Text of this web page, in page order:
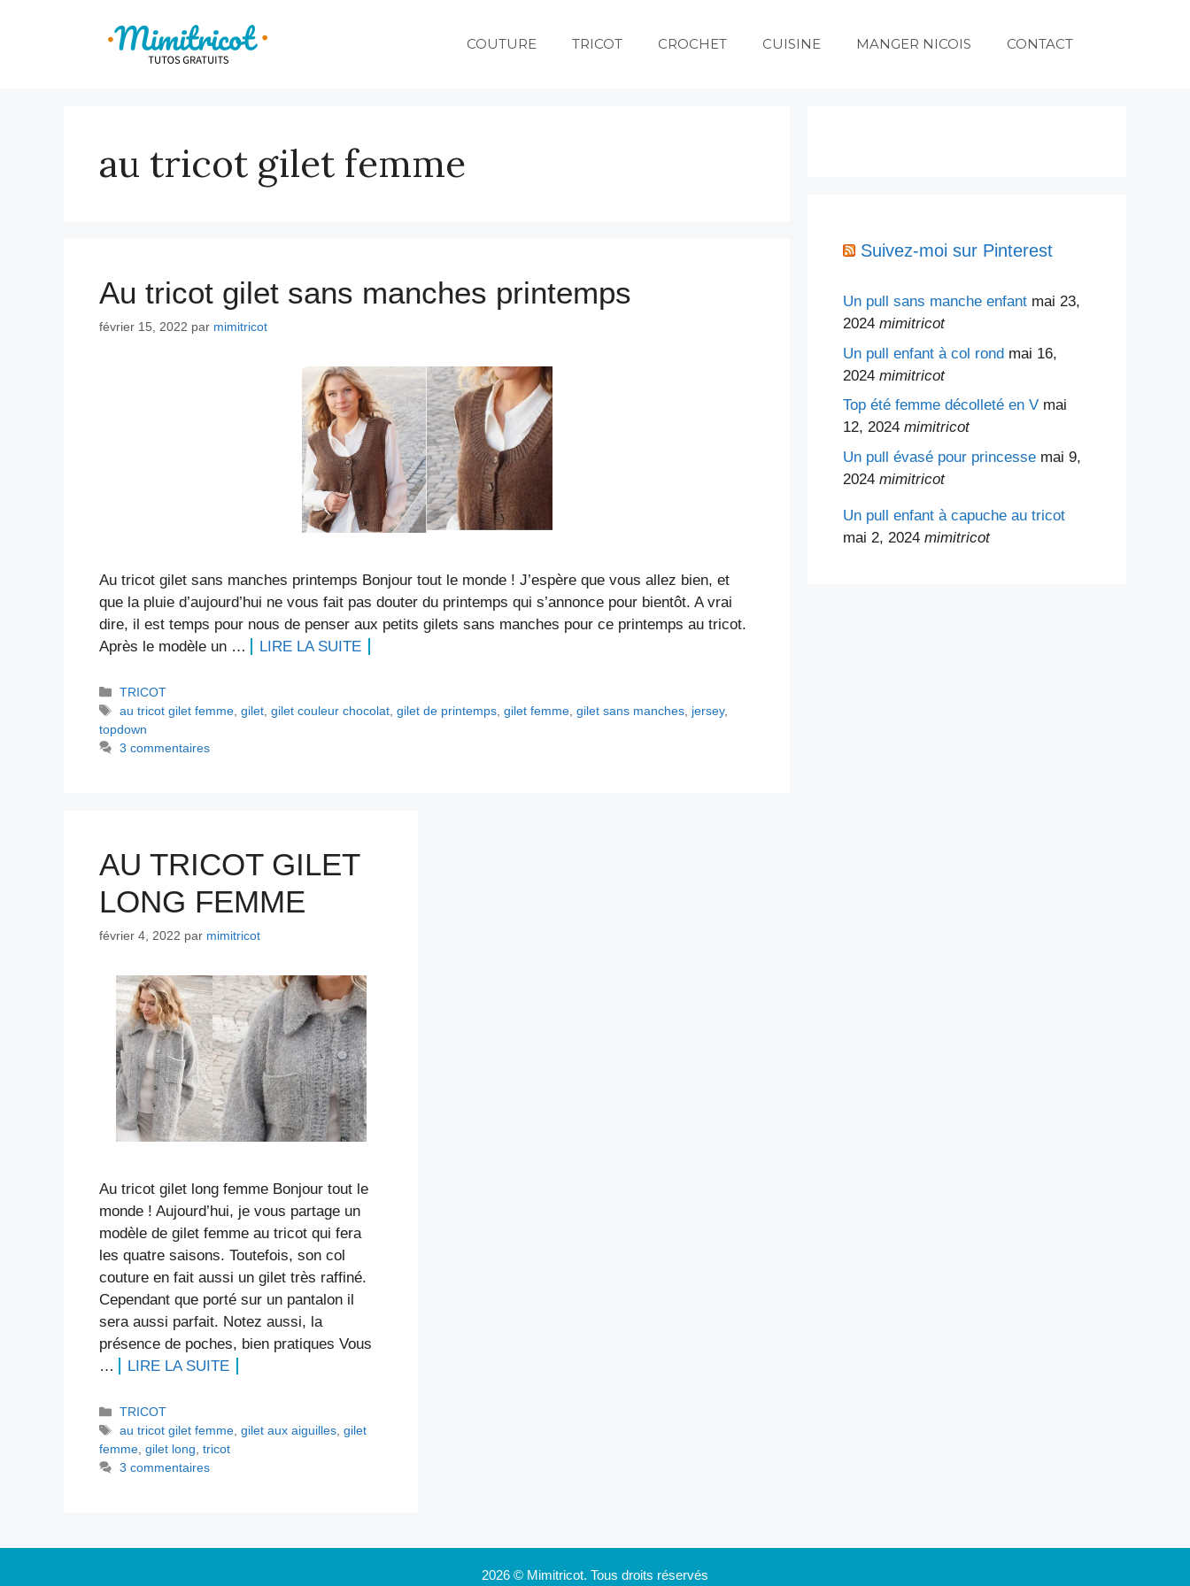
COUTURE TRICOT CROCHET CUISINE MANGER NICOIS CONTACT
au tricot gilet femme
Au tricot gilet sans manches printemps
février 15, 2022 par mimitricot
Au tricot gilet sans manches printemps Bonjour tout le monde ! J’espère que vous allez bien, et
que la pluie d’aujourd’hui ne vous fait pas douter du printemps qui s’annonce pour bientôt. A vrai
dire, il est temps pour nous de penser aux petits gilets sans manches pour ce printemps au tricot.
Après le modèle un …
LIRE LA SUITE
Catégories
TRICOT
Étiquettes
au tricot gilet femme ,gilet ,gilet couleur chocolat ,gilet de printemps ,gilet femme ,gilet sans manches jersey,
topdown
3 commentaires
AU TRICOT GILET
LONG FEMME
février 4, 2022 par mimitricot
Au tricot gilet long femme Bonjour tout le
monde ! Aujourd’hui, je vous partage un
modèle de gilet femme au tricot qui fera
les quatre saisons. Toutefois, son col
couture en fait aussi un gilet très raffiné.
Cependant que porté sur un pantalon il
sera aussi parfait. Notez aussi, la
présence de poches, bien pratiques Vous
…
LIRE LA SUITE
Catégories
TRICOT
Étiquettes
au tricot gilet femme,gilet aux aiguilles,gilet
femme, gilet long, tricot
3 commentaires
Suivez-moi sur Pinterest
Un pull sans manche enfant mai 23,
2024 mimitricot
Un pull enfant à col rond mai 16,
2024 mimitricot
Top été femme décolleté en V mai
12, 2024 mimitricot
Un pull évasé pour princesse mai 9,
2024 mimitricot
Un pull enfant à capuche au tricot
mai 2, 2024 mimitricot
2026 © Mimitricot. Tous droits réservés